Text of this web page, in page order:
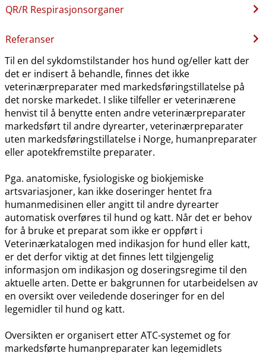
QR​/​R Respirasjonsorganer
Referanser
Til en del sykdomstilstander hos hund og​/​eller katt der
det er indisert å behandle, finnes det ikke
veterinærpreparater med markedsføringstillatelse på
det norske markedet. I slike tilfeller er veterinærene
henvist til å benytte enten andre veterinærpreparater
markedsført til andre dyrearter, veterinærpreparater
uten markedsføringstillatelse i Norge, humanpreparater
eller apotekfremstilte preparater.
Pga. anatomiske, fysiologiske og biokjemiske
artsvariasjoner, kan ikke doseringer hentet fra
humanmedisinen eller angitt til andre dyrearter
automatisk overføres til hund og katt. Når det er behov
for å bruke et preparat som ikke er oppført i
Veterinærkatalogen med indikasjon for hund eller katt,
er det derfor viktig at det finnes lett tilgjengelig
informasjon om indikasjon og doseringsregime til den
aktuelle arten. Dette er bakgrunnen for utarbeidelsen av
en oversikt over veiledende doseringer for en del
legemidler til hund og katt.
Oversikten er organisert etter ATC-systemet og for
markedsførte humanpreparater kan legemidlets